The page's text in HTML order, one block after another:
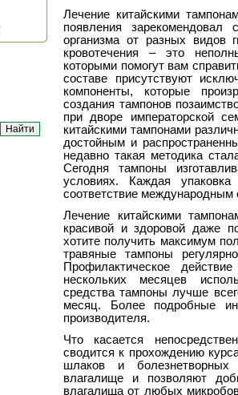
Лечение китайскими
появления зарекомендовал
организма от разных видов
кровотечения – это
которыми помогут вам
составе присутствуют
компоненты, которые
создания тампонов
при дворе императорской
китайскими тампонами
достойным и
недавно такая методика
Сегодня тампоны
условиях. Каждая
соответствие международным
Лечение китайскими
красивой и здоровой даже
хотите получить максимум
травяные тампоны
Профилактическое
нескольких месяцев
средства тампоны лучше
месяц. Более подробные
производителя.
Что касается
сводится к прохождению
шлаков и болезнетворных
влагалище и позволяют
влагалища от любых